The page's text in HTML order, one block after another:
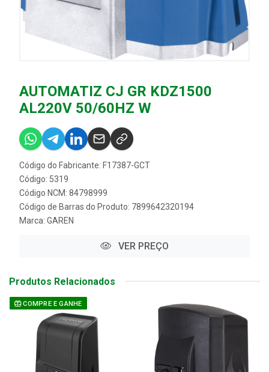
AUTOMATIZ CJ GR KDZ1500
AL220V 50/60HZ W
Código do Fabricante: F17387-GCT
Código: 5319
Código NCM: 84798999
Código de Barras do Produto: 7899642320194
Marca: GAREN
VER PREÇO
Produtos Relacionados
COMPRE E GANHE